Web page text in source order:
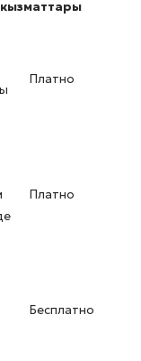
кызматтары
Платно
Платно
Бесплатно